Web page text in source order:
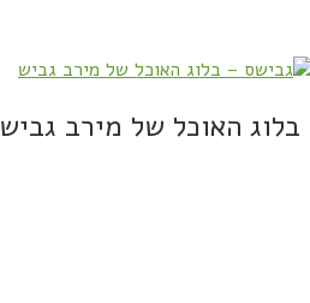
בלוג האוכל של מירב גביש